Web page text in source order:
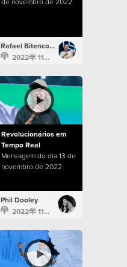
Rafael Bitencourt
2022年 11月 20日
Revolucionários em
Tempo Real
Mensagem do dia 13 de
novembro de 2022
Phil Dooley
2022年 11月 13日